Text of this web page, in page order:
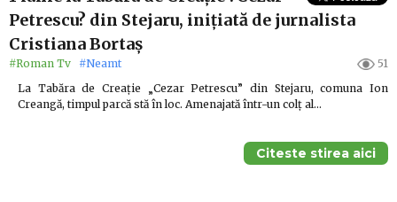
Petrescu? din Stejaru, inițiată de jurnalista
Cristiana Bortaș
#Roman Tv #Neamt
51
La Tabăra de Creație „Cezar Petrescu” din Stejaru, comuna Ion
Creangă, timpul parcă stă în loc. Amenajată într-un colț al…
Citeste stirea aici